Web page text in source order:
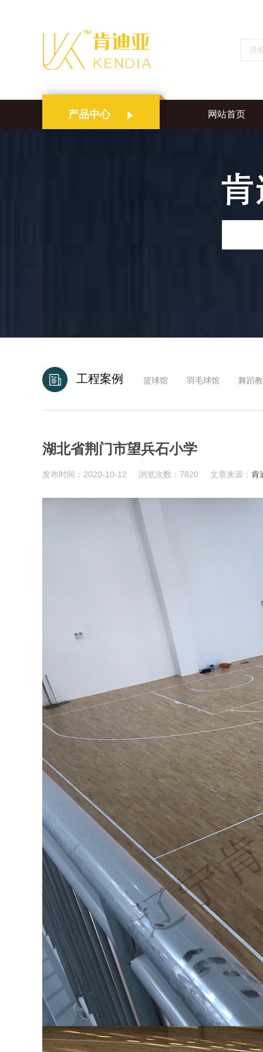
产品中心 网站首页
工程案例 篮球馆 羽毛球馆 舞蹈
湖北省荆门市望兵石小学
发布时间：2020-10-12 浏览次数：7820 文章来源： 肯